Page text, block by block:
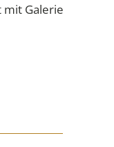
mit Galerie